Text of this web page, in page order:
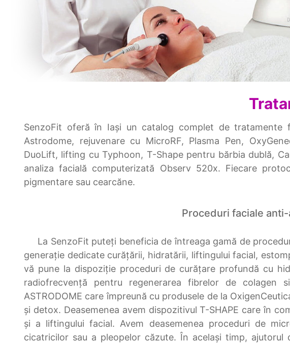
SenzoFit oferă în Iași un catalog complet de tratamente
Astrodome, rejuvenare cu MicroRF, Plasma Pen,
DuoLift, lifting cu Typhoon, T-Shape pentru bărbia dublă,
analiza facială computerizată Observ 520x. Fiecare
pigmentare sau cearcăne.
Proceduri faciale
La SenzoFit puteți beneficia de întreaga gamă de
generație dedicate curățării, hidratării, liftingului facial,
vă pune la dispoziție proceduri de curățare profundă cu
radiofrecvență pentru regenerarea fibrelor de colagen
ASTRODOME care împreună cu produsele de la
și detox. Deasemenea avem dispozitivul T-SHAPE care în
și a liftingului facial. Avem deasemenea proceduri de
cicatricilor sau a pleopelor căzute. În același timp,